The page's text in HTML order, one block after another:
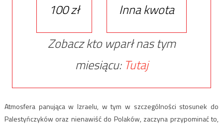
100 zł
Inna kwota
Zobacz kto wparł nas tym
miesiącu: Tutaj
Atmosfera panująca w Izraelu, w tym w szczególności stosunek do
Palestyńczyków oraz nienawiść do Polaków, zaczyna przypominać to,